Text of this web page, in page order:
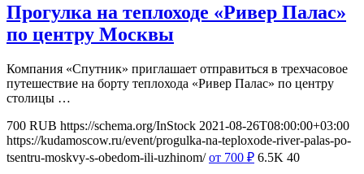
Прогулка на теплоходе «Ривер Палас»
по центру Москвы
Компания «Спутник» приглашает отправиться в трехчасовое
путешествие на борту теплохода «Ривер Палас» по центру
столицы …
700 RUB https://schema.org/InStock 2021-08-26T08:00:00+03:00
https://kudamoscow.ru/event/progulka-na-teploxode-river-palas-po-
tsentru-moskvy-s-obedom-ili-uzhinom/ от 700 ₽ 6.5K 40